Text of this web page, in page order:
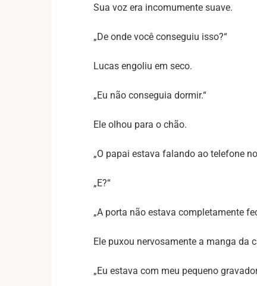
Sua voz era incomumente suave.
„De onde você conseguiu isso?“
Lucas engoliu em seco.
„Eu não conseguia dormir.“
Ele olhou para o chão.
„O papai estava falando ao telefone
„E?“
„A porta não estava completamente
Ele puxou nervosamente a manga da
„Eu estava com meu pequeno